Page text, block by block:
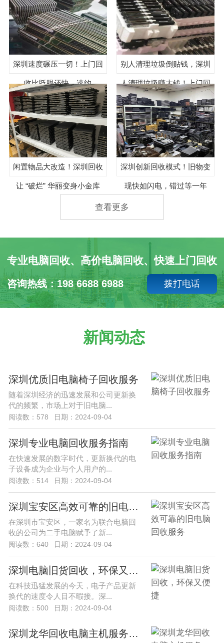
深圳速度碾压一切！上门回
收比眨眼还快，速约
别人清理垃圾倒贴钱，深圳
人清理垃圾赚大钱！上门回
收冲鸭
闲置物品大改造！深圳回收
让 “破烂” 华丽变身小金库
深圳创新回收模式！旧物变
现快如闪电，错过等一年
查看更多
专业电脑回收、高价电脑回收、快速上门回收
咨询热线：198 6688 6988 拨打电话
新闻动态
深圳优质旧电脑椅子回收服务
随着深圳经济的迅速发展和公司更新换
代的频繁，市场上对于旧电脑...
阅读数：578 日期：2024-09-04
深圳专业电脑回收服务指南
在快速发展的数字时代，更新换代的电
子设备成为企业与个人用户的...
阅读数：514 日期：2024-09-04
深圳宝安区高效可靠的旧电脑回收服务
在深圳市宝安区，一家名为联合电脑回
收的公司为二手电脑赋予了新...
阅读数：640 日期：2024-09-04
深圳电脑旧货回收，环保又便捷
在科技迅猛发展的今天，电子产品更新
换代的速度令人目不暇接。深...
阅读数：500 日期：2024-09-04
深圳龙华回收电脑主机服务，环保与效率并重